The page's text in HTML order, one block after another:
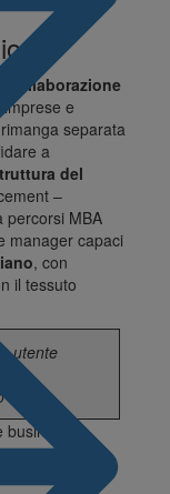
collaborazione
e
separata
a
del
–
percorsi MBA
manager capaci
, con
il tessuto
utente
autore.
business